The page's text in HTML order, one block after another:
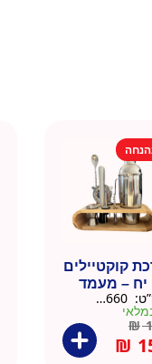
קוקטיילים
10 יח – מעמד
₪
₪